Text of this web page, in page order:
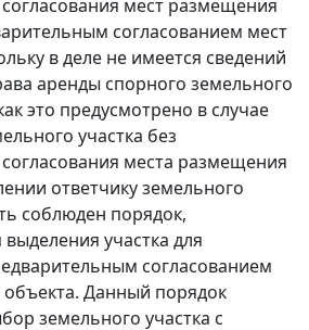
мест размещения
согласованием мест
в деле не имеется сведений
аренды спорного земельного
это предусмотрено в случае
участка без
места размещения
ответчику земельного
соблюден порядок,
участка для
согласованием
Данный порядок
земельного участка с